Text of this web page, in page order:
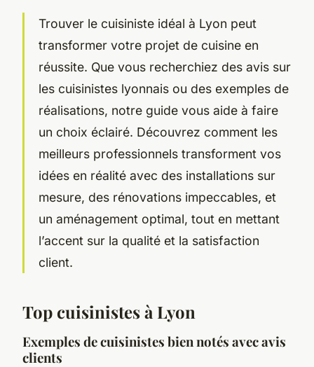
Trouver le cuisiniste idéal à Lyon peut
transformer votre projet de cuisine en
réussite. Que vous recherchiez des avis sur
les cuisinistes lyonnais ou des exemples de
réalisations, notre guide vous aide à faire
un choix éclairé. Découvrez comment les
meilleurs professionnels transforment vos
idées en réalité avec des installations sur
mesure, des rénovations impeccables, et
un aménagement optimal, tout en mettant
l’accent sur la qualité et la satisfaction
client.
Top cuisinistes à Lyon
Exemples de cuisinistes bien notés avec avis
clients